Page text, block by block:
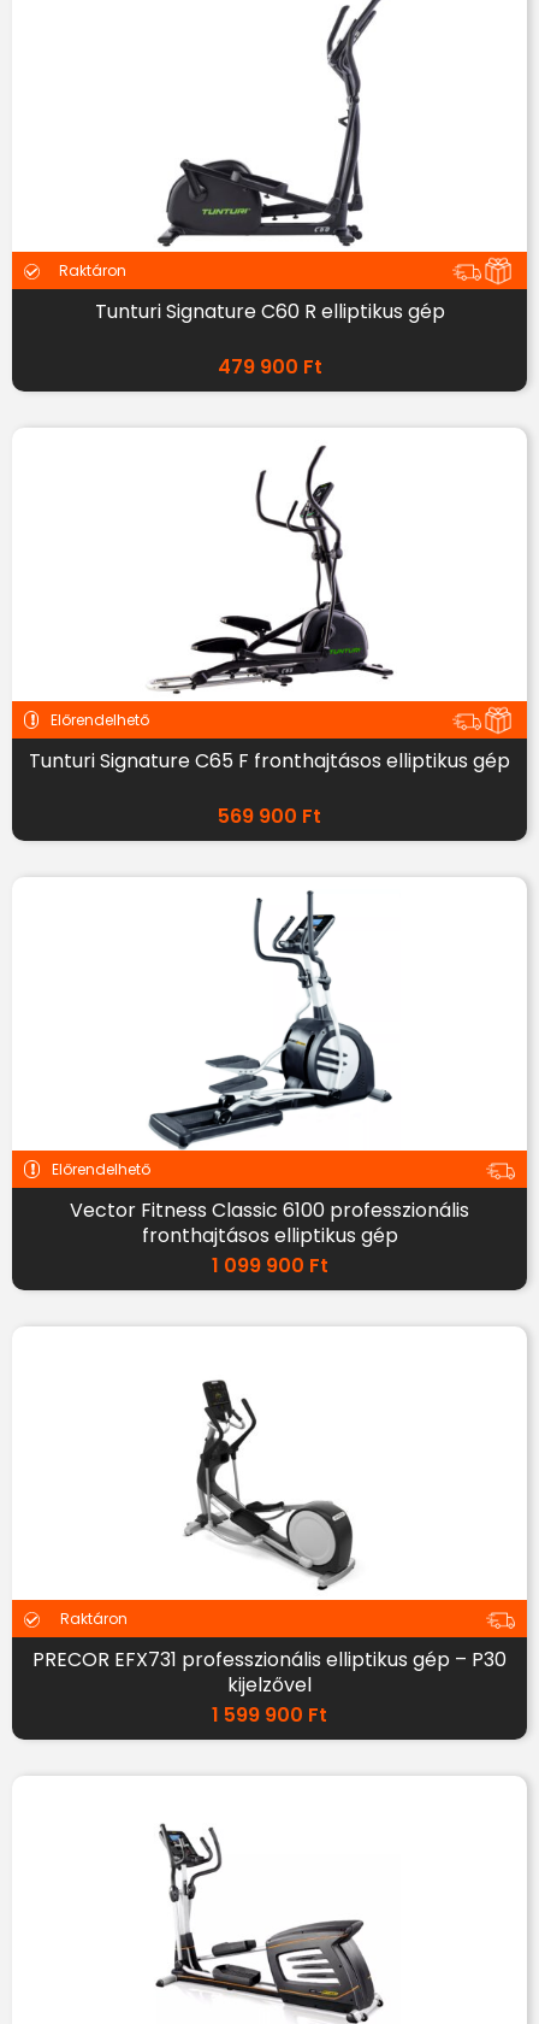
Raktáron
Tunturi Signature C60 R elliptikus gép
479 900 Ft
Előrendelhető
Tunturi Signature C65 F fronthajtásos elliptikus gép
569 900 Ft
Előrendelhető
Vector Fitness Classic 6100 professzionális
fronthajtásos elliptikus gép
1 099 900 Ft
Raktáron
PRECOR EFX731 professzionális elliptikus gép – P30
kijelzővel
1 599 900 Ft